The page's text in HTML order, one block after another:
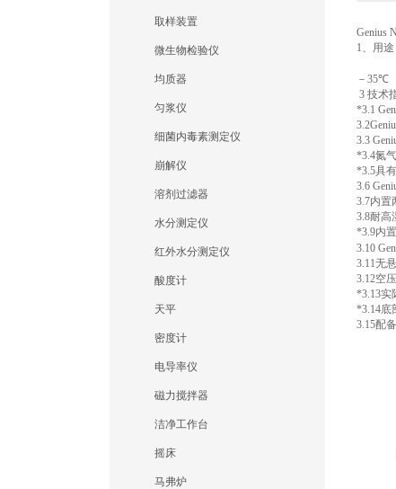
取样装置
微生物检验仪
均质器
匀浆仪
细菌内毒素测定仪
崩解仪
溶剂过滤器
水分测定仪
红外水分测定仪
酸度计
天平
密度计
电导率仪
磁力搅拌器
洁净工作台
摇床
马弗炉
Genius
1、用途
－ 35℃
3 技术
*3.1
3.3
*3.4氮
*3.5具
3.6
3.7内置
3.8耐高
*3.9内
3.10
3.11无
3.12空
*3.13实
*3.14底
3.15配